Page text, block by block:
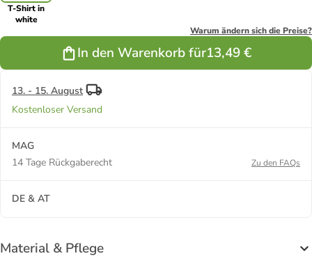
T-Shirt in
white
Warum ändern sich die Preise?
In den Warenkorb für13,49 €
13. - 15. August
Kostenloser Versand
MAG
14 Tage Rückgaberecht
Zu den FAQs
DE & AT
Material & Pflege